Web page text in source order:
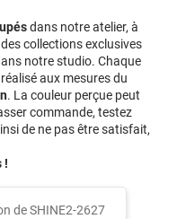
dans notre atelier, à
collections exclusives
notre studio. Chaque
aux mesures du
. La couleur perçue peut
commande, testez
de ne pas être satisfait,
!
deSHINE2-2627